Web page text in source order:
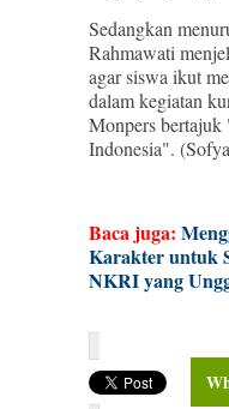
Sedangkan
Rahmawati
agar siswa ikut
dalam kegiatan
Monpers bertajuk
Indonesia".
Baca juga:
Karakter untuk
NKRI yang